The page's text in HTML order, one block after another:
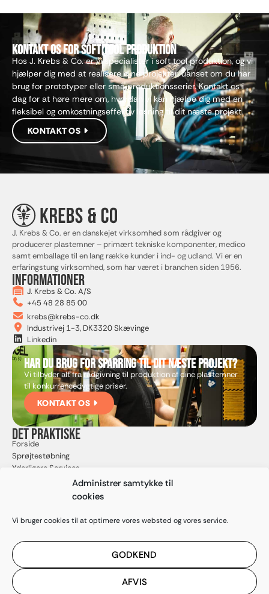
Administrer samtykke til
cookies
Vi bruger cookies til at optimere vores websted og vores service.
GODKEND
AFVIS
Kontakt os for Soft Tool produktion
Hos J. Krebs & Co. er vi specialister i soft tool produktion, og vi
hjælper dig med at realisere dine projekter, uanset om du har
brug for prototyper eller små produktionsserier. Kontakt os i
dag for at høre mere om, hvordan vi kan hjælpe dig med en
fleksibel og omkostningseffektiv løsning til dit næste projekt.
KONTAKT OS
J. Krebs & Co. er en danskejet virksomhed som rådgiver og
producerer plastemner – primært tekniske komponenter, medico
samt emballage til en lang række kunder i ind- og udland. Vi er en
erfaringstung virksomhed, som har været i branchen siden 1956.
Informationer
J. Krebs & Co. A/S
+45 48 28 85 00
krebs@krebs-co.dk
Industrivej 1-3, DK3320 Skævinge
Linkedin
Det praktiske
Forside
Sprøjtestøbning
Yderligere Services
Karriere
Nyheder
Har du brug for sparring til dit næste projekt?
Vi tilbyder alt fra rådgivning til produktion af dine plastemner
til konkurrencedygtige priser.
KONTAKT OS
© 2026 J. Krebs & Co. – Totalleverandør af
Privatlivspolitik